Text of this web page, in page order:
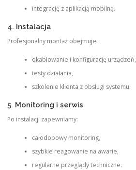
integrację z aplikacją mobilną.
4. Instalacja
Profesjonalny montaż obejmuje:
okablowanie i konfigurację urządzeń,
testy działania,
szkolenie klienta z obsługi systemu.
5. Monitoring i serwis
Po instalacji zapewniamy:
całodobowy monitoring,
szybkie reagowanie na awarie,
regularne przeglądy techniczne.